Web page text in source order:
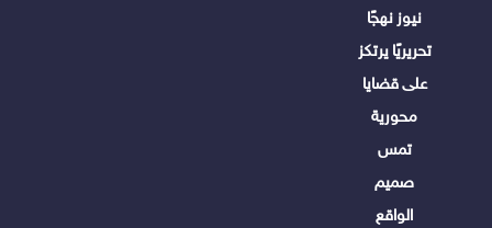
نيوز نهجًا
تحريريًا يرتكز
على قضايا
محورية
تمس
صميم
الواقع